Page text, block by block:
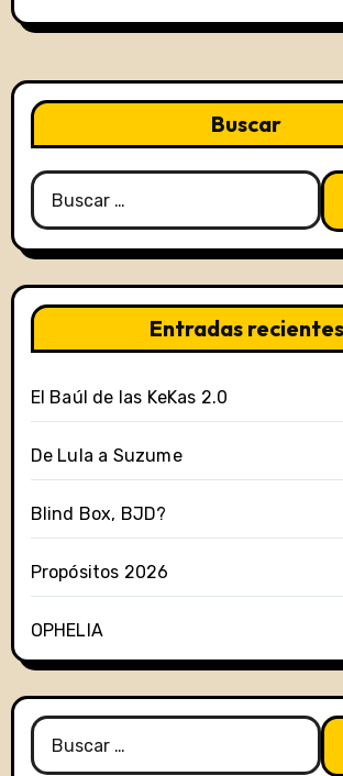
Buscar
Buscar:
Entradas recientes
El Baúl de las KeKas 2.0
De Lula a Suzume
Blind Box, BJD?
Propósitos 2026
OPHELIA
Buscar: